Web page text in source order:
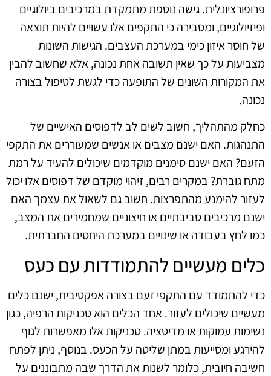
פרופורציונלית. גישה נוספת מתמקדת במרכיבים ביולוגיים
ופיזיולוגיים, ומסבירה כי התקפים אלו עשויים להיות תוצאה
של חוסר איזון כימי במערכת העצבים. הגישות השונות
מצביעות על כך שאין תשובה אחת נכונה, אלא שחשוב להבין
את המקורות השונים של התופעה כדי לגשת לטיפול בצורה
נכונה.
כחלק מהתהליך, חשוב לשים לב לדפוסים האישיים של
התנהגות. האם ישנם מצבים או אנשים שמעוררים את התקפי
הזעם? האם ישנם סימנים מוקדמים שיכולים להעיד על רמת
מתח גוברת? במקרים רבים, זיהוי מוקדם של דפוסים אלו יכול
לעזור להימנע מהתפרצות. חשוב גם לשאול את עצמך האם
ישנם מרכיבים סביבתיים או חיצוניים שמחמירים את המצב,
כמו לחץ בעבודה או שינויים במערכת היחסים החברתית.
כלים מעשיים להתמודדות עם כעס
כדי להתמודד עם התקפי זעם בצורה אפקטיבית, ישנם כלים
מעשיים שיכולים לעזור. אחד הכלים הוא טכניקות הרפיה, כגון
נשימות עמוקות או מדיטציה. טכניקות אלו מאפשרות לגוף
להירגע ומסייעות במתן שליטה על הכעס. בנוסף, ניתן לפתח
חשיבה חיובית, כלומר לשנות את הדרך שבה מתבוננים על